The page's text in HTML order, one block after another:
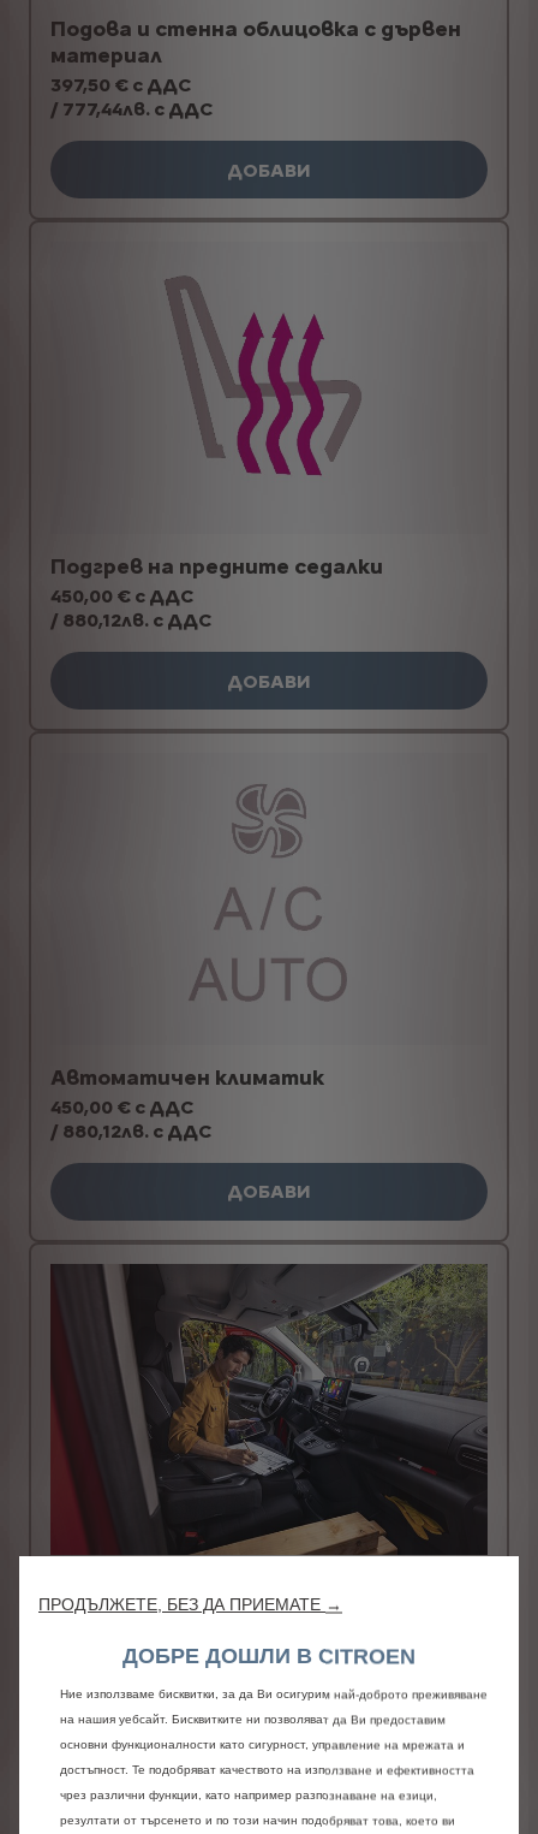
Подова и стенна облицовка с дървен
материал
397,50 € с ДДС
/ 777,44лв. с ДДС
ДОБАВИ
Подгрев на предните седалки
450,00 € с ДДС
/ 880,12лв. с ДДС
ДОБАВИ
Автоматичен климатик
450,00 € с ДДС
/ 880,12лв. с ДДС
ДОБАВИ
ориентируема масичка за документи +
височина
/ 997,47лв. с ДДС
Двуместна седалка Extenso® с
ориентируема масичка за документи +
седалка водач регулируема по височина
Повече детайли
ПРОДЪЛЖЕТЕ, БЕЗ ДА ПРИЕМАТЕ →
ДОБРЕ ДОШЛИ В CITROEN
Ние използваме бисквитки, за да Ви осигурим най-доброто преживяване
на нашия уебсайт. Бисквитките ни позволяват да Ви предоставим
основни функционалности като сигурност, управление на мрежата и
достъпност. Те подобряват качеството на използване и ефективността
чрез различни функции, като например разпознаване на езици,
резултати от търсенето и по този начин подобряват това, което ви